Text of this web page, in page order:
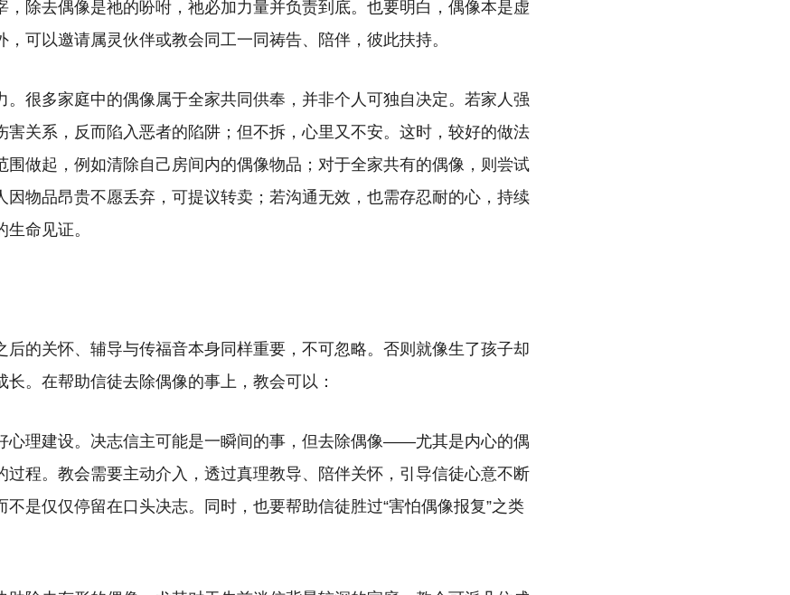
，除去偶像是祂的吩咐，祂必加力量并负责到底。也要明白，偶像本是虚
可以邀请属灵伙伴或教会同工一同祷告、陪伴，彼此扶持。
。很多家庭中的偶像属于全家共同供奉，并非个人可独自决定。若家人强
害关系，反而陷入恶者的陷阱；但不拆，心里又不安。这时，较好的做法
围做起，例如清除自己房间内的偶像物品；对于全家共有的偶像，则尝试
因物品昂贵不愿丢弃，可提议转卖；若沟通无效，也需存忍耐的心，持续
命见证。
后的关怀、辅导与传福音本身同样重要，不可忽略。否则就像生了孩子却
。在帮助信徒去除偶像的事上，教会可以：
心理建设。决志信主可能是一瞬间的事，但去除偶像——尤其是内心的偶
程。教会需要主动介入，透过真理教导、陪伴关怀，引导信徒心意不断
不是仅仅停留在口头决志。同时，也要帮助信徒胜过“害怕偶像报复”之类